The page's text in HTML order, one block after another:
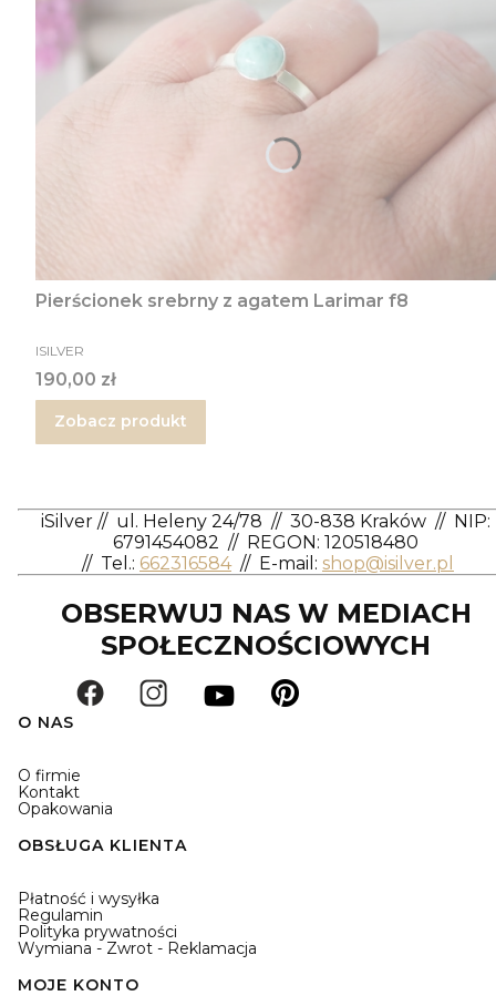
Pierścionek srebrny z agatem Larimar f8
PRODUCENT
ISILVER
Cena
190,00 zł
Zobacz produkt
iSilver // ul. Heleny 24/78 // 30-838 Kraków // NIP:
6791454082 // REGON: 120518480
// Tel.: 662316584 // E-mail: shop@isilver.pl
OBSERWUJ NAS W MEDIACH
SPOŁECZNOŚCIOWYCH
O NAS
O firmie
Kontakt
Opakowania
OBSŁUGA KLIENTA
Płatność i wysyłka
Regulamin
Polityka prywatności
Wymiana - Zwrot - Reklamacja
MOJE KONTO